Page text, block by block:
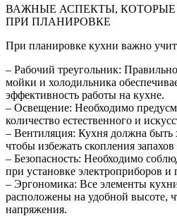
ВАЖНЫЕ АСПЕКТЫ,
ПРИ ПЛАНИРОВКЕ
При планировке кухни важно
– Рабочий треугольник:
мойки и холодильника
эффективность работы на кухне.
– Освещение: Необходимо
количество естественного и
– Вентиляция: Кухня должна быть
чтобы избежать скопления
– Безопасность: Необходимо
при установке электроприборов и
– Эргономика: Все элементы
расположены на удобной высоте,
напряжения.